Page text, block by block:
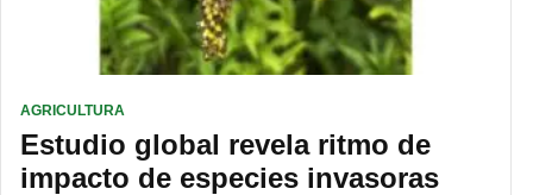
AGRICULTURA
Estudio global revela ritmo de
impacto de especies invasoras